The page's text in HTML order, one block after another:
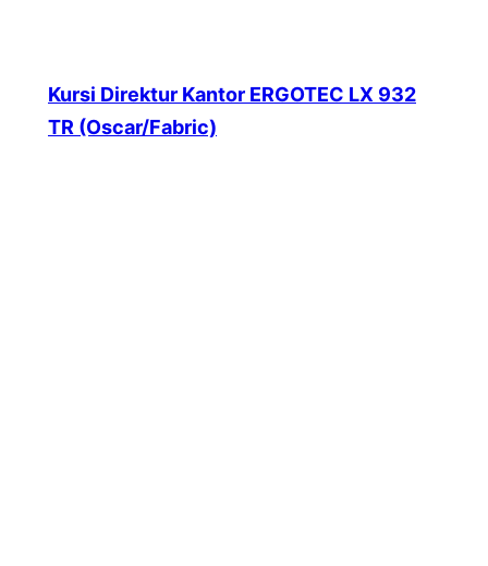
Kursi Direktur Kantor ERGOTEC LX 932
TR (Oscar/Fabric)